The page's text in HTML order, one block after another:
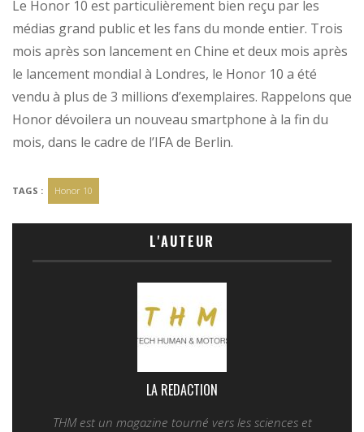
Le Honor 10 est particulièrement bien reçu par les
médias grand public et les fans du monde entier. Trois
mois après son lancement en Chine et deux mois après
le lancement mondial à Londres, le Honor 10 a été
vendu à plus de 3 millions d’exemplaires. Rappelons que
Honor dévoilera un nouveau smartphone à la fin du
mois, dans le cadre de l’IFA de Berlin.
TAGS : Honor 10
L'AUTEUR
LA REDACTION
THM est un magazine tourné vers les sciences et